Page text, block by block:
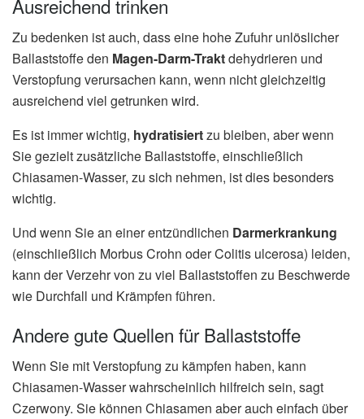
Ausreichend trinken
Zu bedenken ist auch, dass eine hohe Zufuhr unlöslicher
Ballaststoffe den Magen-Darm-Traktdehydrieren und
Verstopfung verursachen kann, wenn nicht gleichzeitig
ausreichend viel getrunken wird.
Es ist immer wichtig, hydratisiertzu bleiben, aber wenn
Sie gezielt zusätzliche Ballaststoffe, einschließlich
Chiasamen-Wasser, zu sich nehmen, ist dies besonders
wichtig.
Und wenn Sie an einer entzündlichen Darmerkrankung
(einschließlich Morbus Crohn oder Colitis ulcerosa) leiden,
kann der Verzehr von zu viel Ballaststoffen zu Beschwerde
wie Durchfall und Krämpfen führen.
Andere gute Quellen für Ballaststoffe
Wenn Sie mit Verstopfung zu kämpfen haben, kann
Chiasamen-Wasser wahrscheinlich hilfreich sein, sagt
Czerwony. Sie können Chiasamen aber auch einfach über